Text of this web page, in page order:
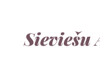
Sieviešu